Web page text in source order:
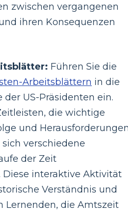
zwischen vergangenen
ihren Konsequenzen
Führen Sie die
Arbeitsblättern in die
der US-Präsidenten ein.
die wichtige
und
verschiedene
der Zeit
Diese interaktive Aktivität
Verständnis und
Lernenden, die Amtszeit